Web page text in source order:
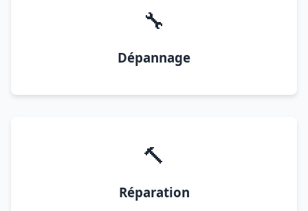
🔧
Dépannage
🔨
Réparation